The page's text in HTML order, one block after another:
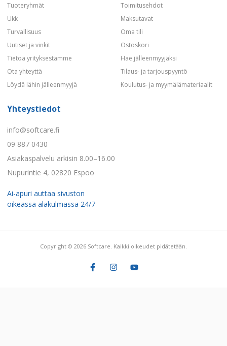
Tuoteryhmät
Ukk
Turvallisuus
Uutiset ja vinkit
Tietoa yrityksestämme
Ota yhteyttä
Löydä lähin jälleenmyyjä
Toimitusehdot
Maksutavat
Oma tili
Ostoskori
Hae jälleenmyyjäksi
Tilaus- ja tarjouspyyntö
Koulutus- ja myymälämateriaalit
Yhteystiedot
info@softcare.fi
09 887 0430
Asiakaspalvelu arkisin 8.00–16.00
Nupurintie 4, 02820 Espoo
Ai-apuri auttaa sivuston
oikeassa alakulmassa 24/7
Copyright © 2026 Softcare. Kaikki oikeudet pidätetään.